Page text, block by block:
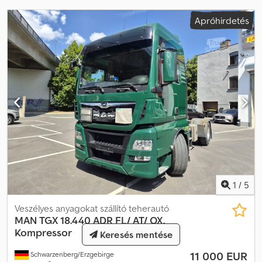
Acsyixudjterf
Apróhirdetés
1 / 5
Schwarzenberg/Erzgebirge
Veszélyes anyagokat szállító teherautó
MAN TGX 18.440 ADR FL/ AT/ OX,
Kompressor
11 000 EUR
Keresés mentése